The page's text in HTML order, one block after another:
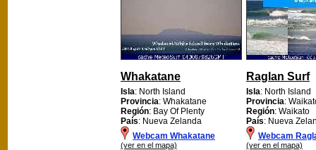
Whakatane
Isla: North Island
Provincia: Whakatane
Región: Bay Of Plenty
País: Nueva Zelanda
Webcam Whakatane
(ver en el mapa)
Raglan Surf
Isla: North Island
Provincia:
Región: Waikato
País: Nueva
Webcam
(ver en el mapa)